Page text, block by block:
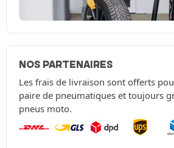
NOS PARTENAIRES
Les frais de livraison sont offerts
paire de pneumatiques et toujours
pneus moto.